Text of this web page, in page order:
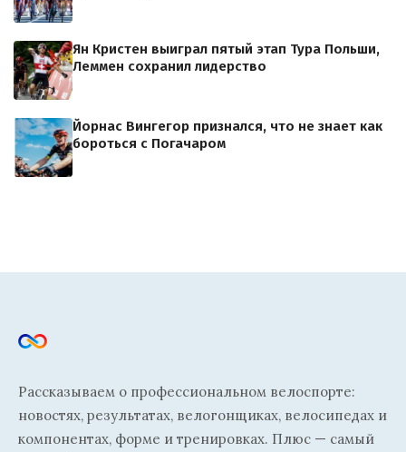
Ян Кристен выиграл пятый этап Тура Польши,
Леммен сохранил лидерство
Йорнас Вингегор признался, что не знает как
бороться с Погачаром
Рассказываем о профессиональном велоспорте:
новостях, результатах, велогонщиках, велосипедах и
компонентах, форме и тренировках. Плюс — самый